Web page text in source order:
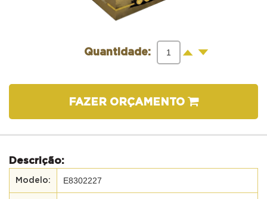
Quantidade: + -
FAZER ORÇAMENTO
Descrição:
E8302227